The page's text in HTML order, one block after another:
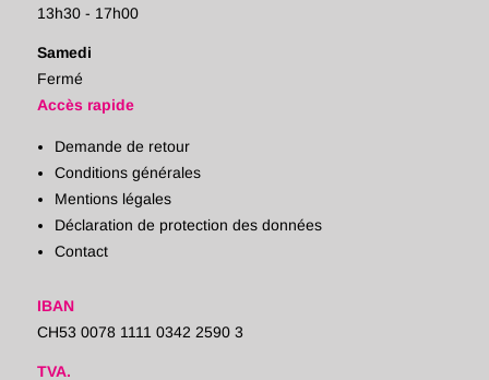
13h30 - 17h00
Samedi
Fermé
Accès rapide
Demande de retour
Conditions générales
Mentions légales
Déclaration de protection des données
Contact
IBAN
CH53 0078 1111 0342 2590 3
TVA.